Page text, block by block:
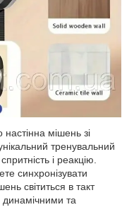
мішень зі
тренувальний
і реакцію.
синхронізувати
світиться в такт
та